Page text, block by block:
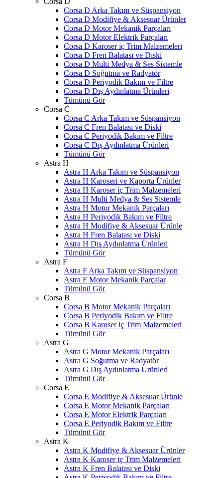
Corsa D Arka Takım ve Süspansiyon
Corsa D Modifiye & Aksesuar Ürünler
Corsa D Motor Mekanik Parçaları
Corsa D Motor Elektrik Parçaları
Corsa D Karoser iç Trim Malzemeleri
Corsa D Fren Balatası ve Diski
Corsa D Multi Medya & Ses Sistemle
Corsa D Soğutma ve Radyatör
Corsa D Periyodik Bakım ve Filtre
Corsa D Dış Aydınlatma Ürünleri
Tümünü Gör
Corsa C
Corsa C Arka Takım ve Süspansiyon
Corsa C Fren Balatası ve Diski
Corsa C Periyodik Bakım ve Filtre
Corsa C Dış Aydınlatma Ürünleri
Tümünü Gör
Astra H
Astra H Arka Takım ve Süspansiyon
Astra H Karoseri ve Kaporta Ürünler
Astra H Karoser iç Trim Malzemeleri
Astra H Multi Medya & Ses Sistemle
Astra H Motor Mekanik Parçaları
Astra H Periyodik Bakım ve Filtre
Astra H Modifiye & Aksesuar Ürünle
Astra H Fren Balatası ve Diski
Astra H Dış Aydınlatma Ürünleri
Tümünü Gör
Astra F
Astra F Arka Takım ve Süspansiyon
Astra F Motor Mekanik Parçalar
Tümünü Gör
Corsa B
Corsa B Motor Mekanik Parçaları
Corsa B Periyodik Bakım ve Filtre
Corsa B Karoser iç Trim Malzemeleri
Tümünü Gör
Astra G
Astra G Motor Mekanik Parçaları
Astra G Soğutma ve Radyatör
Astra G Dış Aydınlatma Ürünleri
Tümünü Gör
Corsa E
Corsa E Modifiye & Aksesuar Ürünle
Corsa E Motor Mekanik Parçaları
Corsa E Motor Elektrik Parçaları
Corsa E Periyodik Bakım ve Filtre
Tümünü Gör
Astra K
Astra K Modifiye & Aksesuar Ürünler
Astra K Karoser iç Trim Malzemeleri
Astra K Fren Balatası ve Diski